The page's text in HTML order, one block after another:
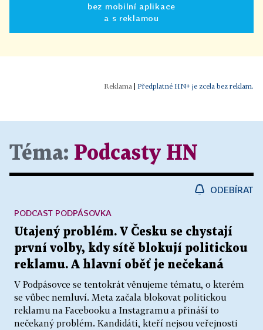
bez mobilní aplikace
a s reklamou
Předplatné HN+ je zcela bez reklam.
Téma: Podcasty HN
ODEBÍRAT
Utajený problém. V Česku se chystají
první volby, kdy sítě blokují politickou
reklamu. A hlavní oběť je nečekaná
V Podpásovce se tentokrát věnujeme tématu, o kterém
se vůbec nemluví. Meta začala blokovat politickou
reklamu na Facebooku a Instagramu a přináší to
nečekaný problém. Kandidáti, kteří nejsou veřejnosti
PODCAST PODPÁSOVKA